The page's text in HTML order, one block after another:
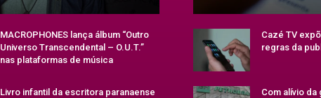
MACROPHONES lança álbum “Outro
Universo Transcendental – O.U.T.”
nas plataformas de música
Livro infantil da escritora paranaense
Cazé TV
regras da
Com alívio